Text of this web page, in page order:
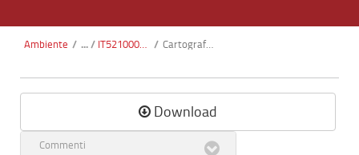
Ambiente / IT5210003 Fiume Tevere tra San Giustino e Pierantonio / Cartografia_Habitat4.pdf
Download
Commenti